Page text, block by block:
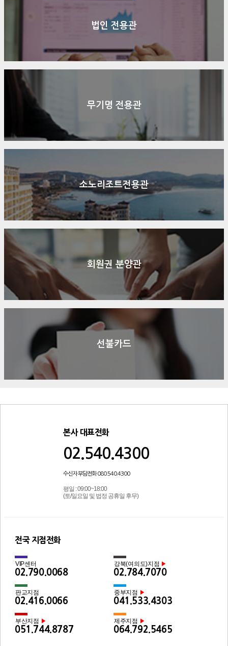
법인 전용관
무기명 전용관
소노리조트전용관
회원권 분양관
선불카드
본사 대표전화
02.540.4300
수신자 부담전화 080.540.4300
평일 : 09:00~18:00
(토/일요일 및 법정 공휴일 후무)
전국 지점전화
VIP센터
02.790.0068
강북(여의도)지점 ▶
02.784.7070
판교지점
02.416.0066
중부지점 ▶
041.533.4303
부산지점 ▶
051.744.8787
제주지점 ▶
064.792.5465